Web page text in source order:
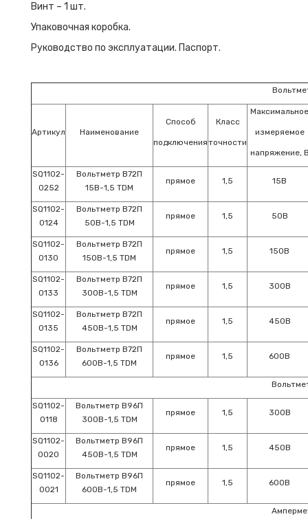
Винт – 1 шт.
Упаковочная коробка.
Руководство по эксплуатации. Паспорт.
Артикул Наименование
Способ
подключения
Класс
точности
Максимальное
измеряемое
напряжение,
SQ1102-
0252
Вольтметр В72П
15В-1,5 TDM
прямое 1,5 15В
SQ1102-
0124
Вольтметр В72П
50В-1,5 TDM
прямое 1,5 50В
SQ1102-
0130
Вольтметр В72П
150В-1,5 TDM
прямое 1,5 150В
SQ1102-
0133
Вольтметр В72П
300В-1,5 TDM
прямое 1,5 300В
SQ1102-
0135
Вольтметр В72П
450В-1,5 TDM
прямое 1,5 450В
SQ1102-
0136
Вольтметр В72П
600В-1,5 TDM
прямое 1,5 600В
SQ1102-
0118
Вольтметр В96П
300В-1,5 TDM
прямое 1,5 300В
SQ1102-
0020
Вольтметр В96П
450В-1,5 TDM
прямое 1,5 450В
SQ1102-
0021
Вольтметр В96П
600В-1,5 TDM
прямое 1,5 600В